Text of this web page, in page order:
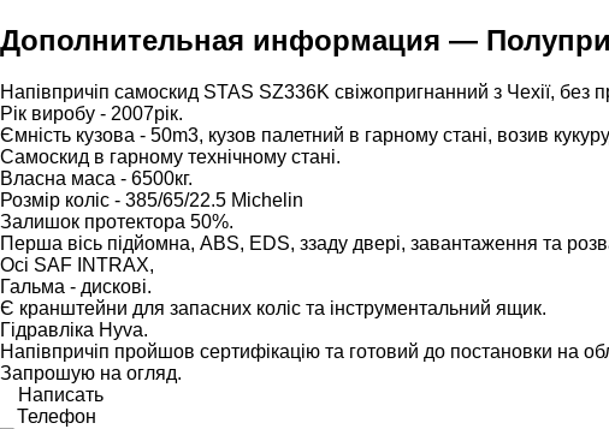
Дополнительная информация —
Напівпричіп самоскид STAS SZ336K свіжопригнанний з Чехії, без
Рік виробу - 2007рік.
Ємність кузова - 50m3, кузов палетний в гарному стані, возив
Самоскид в гарному технічному стані.
Власна маса - 6500кг.
Розмір коліс - 385/65/22.5 Michelin
Залишок протектора 50%.
Перша вісь підйомна, ABS, EDS, ззаду двері, завантаження та
Осі SAF INTRAX,
Гальма - дискові.
Є кранштейни для запасних коліс та інструментальний ящик.
Гідравліка Hyva.
Напівпричіп пройшов сертифікацію та готовий до постановки на
Запрошую на огляд.
Написать
Телефон